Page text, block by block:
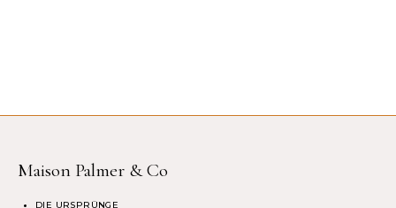
Maison Palmer & Co
DIE URSPRÜNGE